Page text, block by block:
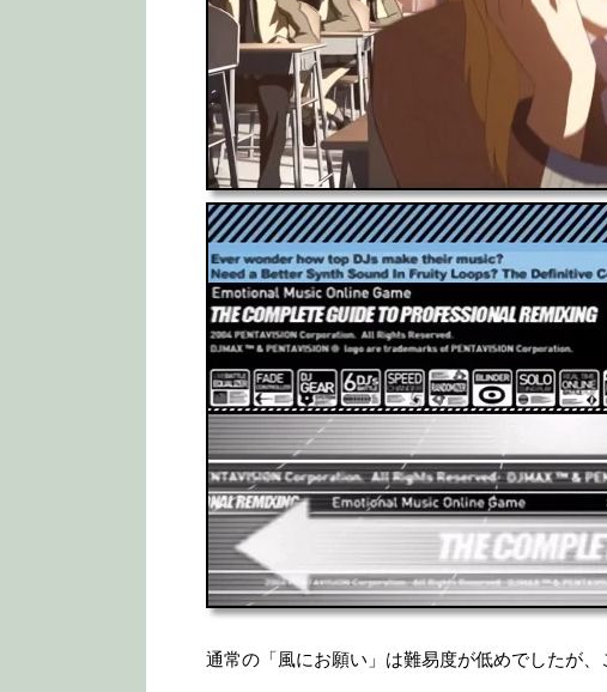
通常の「風にお願い」は難易度が低めでしたが